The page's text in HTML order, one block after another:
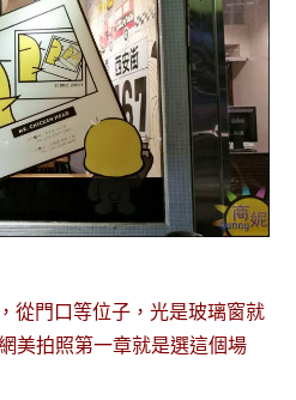
從門口等位子，光是玻璃窗就
美拍照第一章就是選這個場